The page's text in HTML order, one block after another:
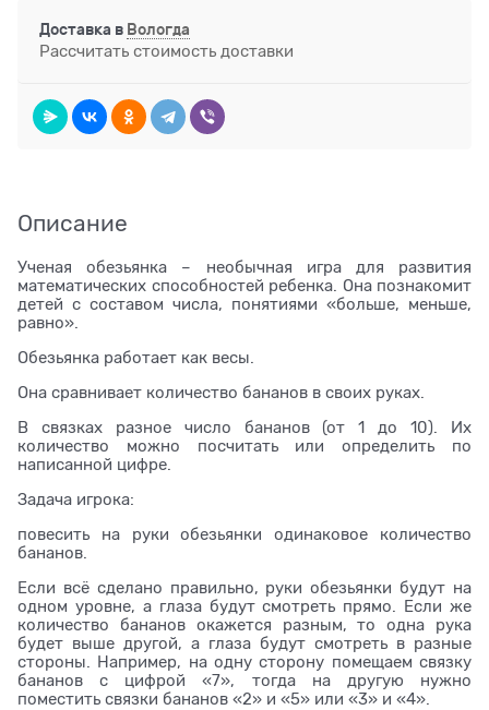
Доставка в Вологда
Рассчитать стоимость доставки
Описание
Ученая обезьянка – необычная игра для развития
математических способностей ребенка. Она познакомит
детей с составом числа, понятиями «больше, меньше,
равно».
Обезьянка работает как весы.
Она сравнивает количество бананов в своих руках.
В связках разное число бананов (от 1 до 10). Их
количество можно посчитать или определить по
написанной цифре.
Задача игрока:
повесить на руки обезьянки одинаковое количество
бананов.
Если всё сделано правильно, руки обезьянки будут на
одном уровне, а глаза будут смотреть прямо. Если же
количество бананов окажется разным, то одна рука
будет выше другой, а глаза будут смотреть в разные
стороны. Например, на одну сторону помещаем связку
бананов с цифрой «7», тогда на другую нужно
поместить связки бананов «2» и «5» или «3» и «4».